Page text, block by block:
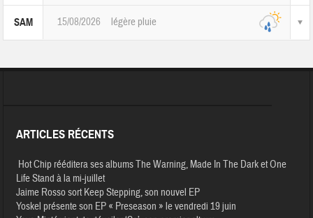
SAM 15/08/2026 légère pluie
ARTICLES RÉCENTS
Hot Chip rééditera ses albums The Warning, Made In The Dark et One
Life Stand à la mi-juillet
Jaime Rosso sort Keep Stepping, son nouvel EP
Yoskel présente son EP « Preseason » le vendredi 19 juin